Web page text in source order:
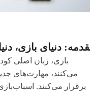
دنیای بازی،
بازی، زبان اصلی
می‌کنند، مهارت‌های
برقرار می‌کنند.